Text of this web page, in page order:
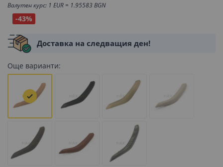
Валутен курс: 1 EUR = 1.95583 BGN
-43%
Доставка на следващия ден!
Още варианти: